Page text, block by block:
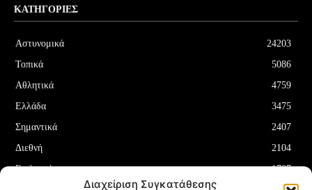
Διαχείριση Συγκατάθεσης
ΚΑΤΗΓΟΡΊΕΣ
Αστυνομικά
24203
Τοπικά
5086
Αθλητικά
4759
Ελλάδα
3475
Σημαντικά
2407
Διεθνή
2104
Επιλεγμένα
1707